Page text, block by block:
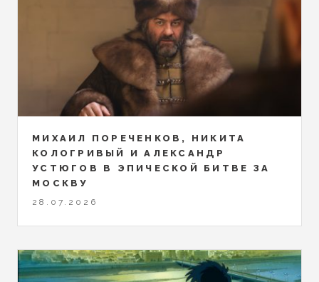
МИХАИЛ ПОРЕЧЕНКОВ, НИКИТА
КОЛОГРИВЫЙ И АЛЕКСАНДР
УСТЮГОВ В ЭПИЧЕСКОЙ БИТВЕ ЗА
МОСКВУ
28.07.2026